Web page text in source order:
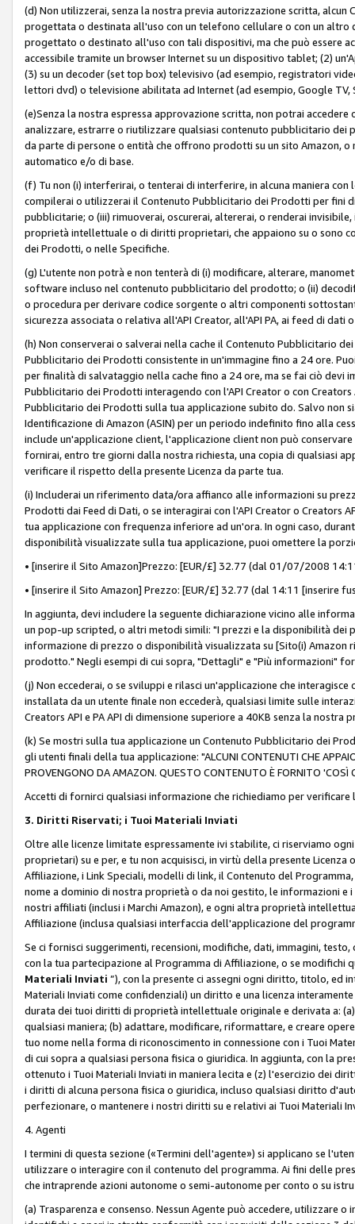
(d) Non utilizzerai, senza la nostra previa autorizzazione scritta,
progettata o destinata all'uso con un telefono cellulare o con un
progettato o destinato all'uso con tali dispositivi, ma che può essere
accessibile tramite un browser Internet su un dispositivo tablet; (2)
(3) su un decoder (set top box) televisivo (ad esempio, registratori
lettori dvd) o televisione abilitata ad Internet (ad esempio, Google TV,
(e)Senza la nostra espressa approvazione scritta, non potrai
analizzare, estrarre o riutilizzare qualsiasi contenuto pubblicitario
da parte di persone o entità che offrono prodotti su un sito Amazon,
automatico e/o di base.
(f) Tu non (i) interferirai, o tenterai di interferire, in alcuna maniera
compilerai o utilizzerai il Contenuto Pubblicitario dei Prodotti per
pubblicitarie; o (iii) rimuoverai, oscurerai, altererai, o renderai
proprietà intellettuale o di diritti proprietari, che appaiono su o sono
dei Prodotti, o nelle Specifiche.
(g) L'utente non potrà e non tenterà di (i) modificare, alterare,
software incluso nel contenuto pubblicitario del prodotto; o (ii)
o procedura per derivare codice sorgente o altri componenti
sicurezza associata o relativa all'API Creator, all'API PA, ai feed di
(h) Non conserverai o salverai nella cache il Contenuto Pubblicitario
Pubblicitario dei Prodotti consistente in un'immagine fino a 24 ore.
per finalità di salvataggio nella cache fino a 24 ore, ma se fai ciò
Pubblicitario dei Prodotti interagendo con l'API Creator o con
Pubblicitario dei Prodotti sulla tua applicazione subito do. Salvo non
Identificazione di Amazon (ASIN) per un periodo indefinito fino alla
include un'applicazione client, l'applicazione client non può
fornirai, entro tre giorni dalla nostra richiesta, una copia di qualsiasi
verificare il rispetto della presente Licenza da parte tua.
(i) Includerai un riferimento data/ora affianco alle informazioni su
Prodotti dai Feed di Dati, o se interagirai con l'API Creator o Creators
tua applicazione con frequenza inferiore ad un'ora. In ogni caso,
disponibilità visualizzate sulla tua applicazione, puoi omettere la
• [inserire il Sito Amazon]Prezzo: [EUR/£] 32.77 (dal 01/07/2008
• [inserire il Sito Amazon] Prezzo: [EUR/£] 32.77 (dal 14:11 [inserire
In aggiunta, devi includere la seguente dichiarazione vicino alle
un pop-up scripted, o altri metodi simili: "I prezzi e la disponibilità
informazione di prezzo o disponibilità visualizzata su [Sito(i)
prodotto." Negli esempi di cui sopra, "Dettagli" e "Più informazioni"
(j) Non eccederai, o se sviluppi e rilasci un'applicazione che interagisce
installata da un utente finale non eccederà, qualsiasi limite sulle
Creators API e PA API di dimensione superiore a 40KB senza la nostra
(k) Se mostri sulla tua applicazione un Contenuto Pubblicitario dei
gli utenti finali della tua applicazione: "ALCUNI CONTENUTI CHE
PROVENGONO DA AMAZON. QUESTO CONTENUTO È FORNITO
Accetti di fornirci qualsiasi informazione che richiediamo per
3. Diritti Riservati; i Tuoi Materiali Inviati
Oltre alle licenze limitate espressamente ivi stabilite, ci riserviamo
proprietari) su e per, e tu non acquisisci, in virtù della presente
Affiliazione, i Link Speciali, modelli di link, il Contenuto del
nome a dominio di nostra proprietà o da noi gestito, le informazioni e
nostri affiliati (inclusi i Marchi Amazon), e ogni altra proprietà
Affiliazione (inclusa qualsiasi interfaccia dell'applicazione del
Se ci fornisci suggerimenti, recensioni, modifiche, dati, immagini,
con la tua partecipazione al Programma di Affiliazione, o se modifichi
Materiali Inviati ”), con la presente ci assegni ogni diritto, titolo, ed
Materiali Inviati come confidenziali) un diritto e una licenza
durata dei tuoi diritti di proprietà intellettuale originale e derivata a:
qualsiasi maniera; (b) adattare, modificare, riformattare, e creare
tuo nome nella forma di riconoscimento in connessione con i Tuoi
di cui sopra a qualsiasi persona fisica o giuridica. In aggiunta, con la
ottenuto i Tuoi Materiali Inviati in maniera lecita e (z) l'esercizio dei
i diritti di alcuna persona fisica o giuridica, incluso qualsiasi diritto
perfezionare, o mantenere i nostri diritti su e relativi ai Tuoi Materiali
4. Agenti
I termini di questa sezione («Termini dell'agente») si applicano se
utilizzare o interagire con il contenuto del programma. Ai fini delle
che intraprende azioni autonome o semi-autonome per conto o su
(a) Trasparenza e consenso. Nessun Agente può accedere, utilizzare